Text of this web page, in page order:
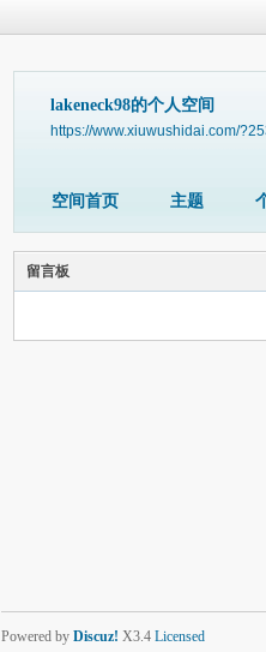
lakeneck98的个人空间
https://www.xiuwushidai.com/
空间首页 主题
留言板
Powered by Discuz! X3.4 Licensed